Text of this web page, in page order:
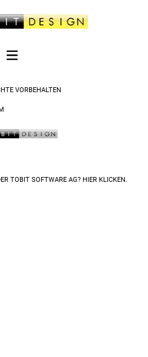
VORBEHALTEN
TOBIT SOFTWARE AG? HIER KLICKEN.